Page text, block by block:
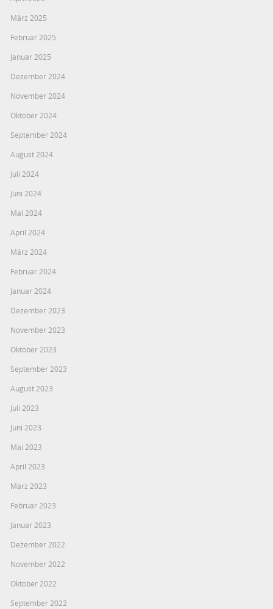
März 2025
Februar 2025
Januar 2025
Dezember 2024
November 2024
Oktober 2024
September 2024
August 2024
Juli 2024
Juni 2024
Mai 2024
April 2024
März 2024
Februar 2024
Januar 2024
Dezember 2023
November 2023
Oktober 2023
September 2023
August 2023
Juli 2023
Juni 2023
Mai 2023
April 2023
März 2023
Februar 2023
Januar 2023
Dezember 2022
November 2022
Oktober 2022
September 2022